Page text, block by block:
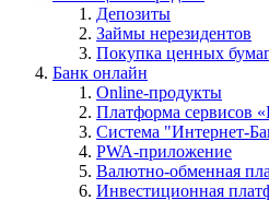
Депозиты
Займы нерезидентов
Покупка ценных
Банк онлайн
Online-продукты
Платформа сервисов
Система "Интернет-
PWA-приложение
Валютно-обменная
Инвестиционная